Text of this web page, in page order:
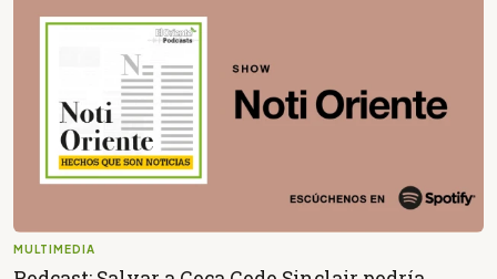
MULTIMEDIA